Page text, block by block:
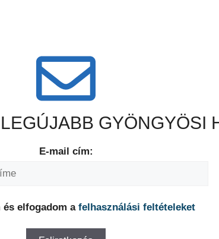
GYÖNGYÖSI
E-mail cím:
és elfogadom a felhasználási feltételeket